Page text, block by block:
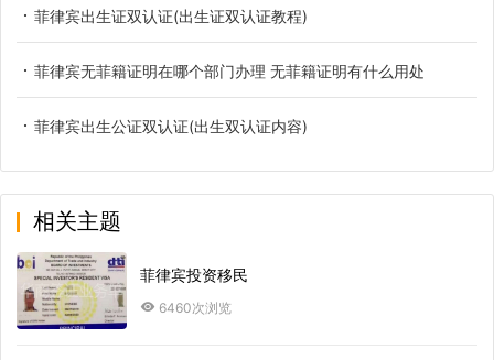
菲律宾出生证双认证(出生证双认证教程)
菲律宾无菲籍证明在哪个部门办理 无菲籍证明有什么用处
菲律宾出生公证双认证(出生双认证内容)
相关主题
菲律宾投资移民
6460次浏览